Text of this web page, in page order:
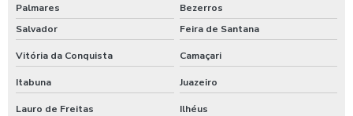
Palmares
Bezerros
Salvador
Feira de Santana
Vitória da Conquista Camaçari
Itabuna Juazeiro
Lauro de Freitas Ilhéus